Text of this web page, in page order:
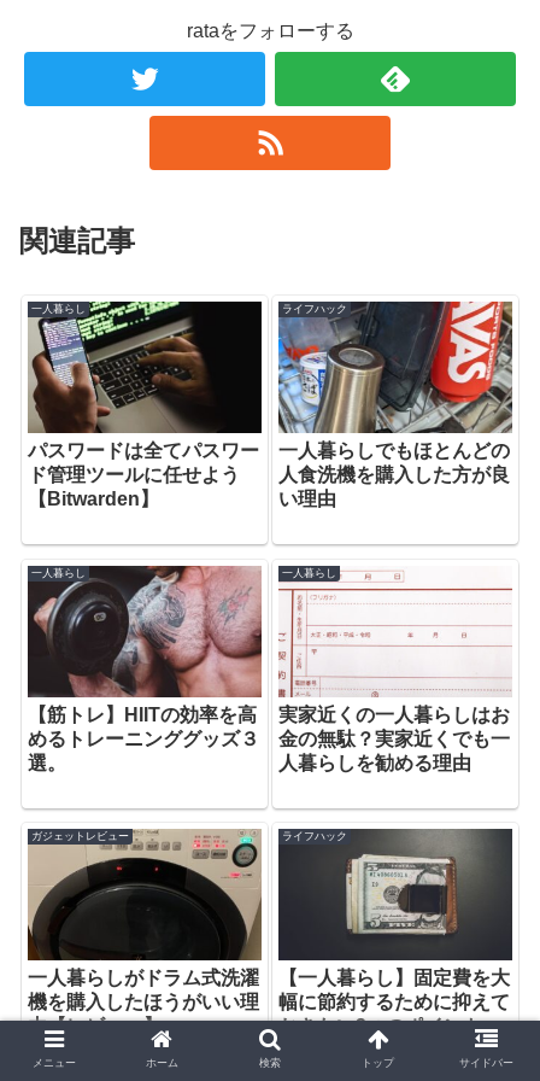
rataをフォローする
関連記事
一人暮らし
パスワードは全てパスワー
ド管理ツールに任せよう
【Bitwarden】
ライフハック
一人暮らしでもほとんどの
人食洗機を購入した方が良
い理由
一人暮らし
【筋トレ】HIITの効率を高
めるトレーニンググッズ３
選。
一人暮らし
実家近くの一人暮らしはお
金の無駄？実家近くでも一
人暮らしを勧める理由
ガジェットレビュー
一人暮らしがドラム式洗濯
機を購入したほうがいい理
由【レビュー】
ライフハック
【一人暮らし】固定費を大
幅に節約するために抑えて
おきたい3つのポイント
メニュー ホーム 検索 トップ サイドバー